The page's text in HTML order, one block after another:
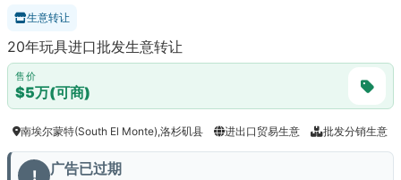
生意转让
20年玩具进口批发生意转让
售价
$5万(可商)
南埃尔蒙特(South El Monte),洛杉矶县 进出口贸易生意 批发分销生意
! 广告已过期